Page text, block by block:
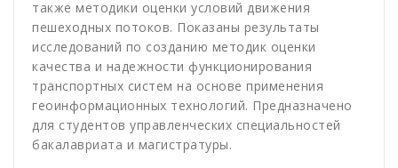
также методики оценки условий движения
пешеходных потоков. Показаны результаты
исследований по созданию методик оценки
качества и надежности функционирования
транспортных систем на основе применения
геоинформационных технологий. Предназначено
для студентов управленческих специальностей
бакалавриата и магистратуры.